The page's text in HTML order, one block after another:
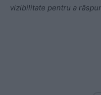
vizibilitate pentru a